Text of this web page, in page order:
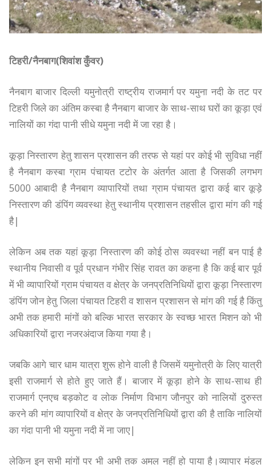
टिहरी/नैनबाग(शिवांश कुँवर)
नैनबाग बाजार दिल्ली यमुनोत्री राष्ट्रीय राजमार्ग पर यमुना नदी के तट पर
टिहरी जिले का अंतिम कस्बा है नैनबाग बाजार के साथ-साथ घरों का कूड़ा एवं
नालियों का गंदा पानी सीधे यमुना नदी में जा रहा है।
कूड़ा निस्तारण हेतु शासन प्रशासन की तरफ से यहां पर कोई भी सुविधा नहीं
है नैनबाग कस्बा ग्राम पंचायत टटोर के अंतर्गत आता है जिसकी लगभग
5000 आबादी है नैनबाग व्यापारियों तथा ग्राम पंचायत द्वारा कई बार कूड़े
निस्तारण की डंपिंग व्यवस्था हेतु स्थानीय प्रशासन तहसील द्वारा मांग की गई
है|
लेकिन अब तक यहां कूड़ा निस्तारण की कोई ठोस व्यवस्था नहीं बन पाई है
स्थानीय निवासी व पूर्व प्रधान गंभीर सिंह रावत का कहना है कि कई बार पूर्व
में भी व्यापारियों ग्राम पंचायत व क्षेत्र के जनप्रतिनिधियों द्वारा कूड़ा निस्तारण
डंपिंग जोन हेतु जिला पंचायत टिहरी व शासन प्रशासन से मांग की गई है किंतु
अभी तक हमारी मांगों को बल्कि भारत सरकार के स्वच्छ भारत मिशन को भी
अधिकारियों द्वारा नजरअंदाज किया गया है।
जबकि आगे चार धाम यात्रा शुरू होने वाली है जिसमें यमुनोत्री के लिए यात्री
इसी राजमार्ग से होते हुए जाते हैं। बाजार में कूड़ा होने के साथ-साथ ही
राजमार्ग एनएच बड़कोट व लोक निर्माण विभाग जौनपुर को नालियों दुरुस्त
करने की मांग व्यापारियों व क्षेत्र के जनप्रतिनिधियों द्वारा की है ताकि नालियों
का गंदा पानी भी यमुना नदी में ना जाए|
लेकिन इन सभी मांगों पर भी अभी तक अमल नहीं हो पाया है।व्यापार मंडल